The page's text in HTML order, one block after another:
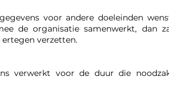
voor andere doeleinden
de organisatie samenwerkt, dan
verzetten.
verwerkt voor de duur die